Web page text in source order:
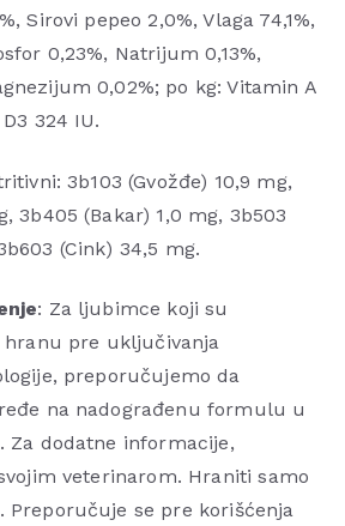
Sirovi pepeo 2,0%, Vlaga 74,1%,
0,23%, Natrijum 0,13%,
0,02%; po kg: Vitamin A
324 IU.
3b103 (Gvožđe) 10,9 mg,
3b405 (Bakar) 1,0 mg, 3b503
(Cink) 34,5 mg.
: Za ljubimce koji su
pre uključivanja
preporučujemo da
na nadograđenu formulu u
Za dodatne informacije,
veterinarom. Hraniti samo
Preporučuje se pre korišćenja